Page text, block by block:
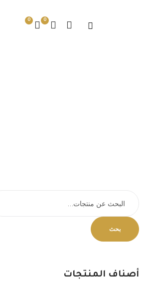
0
0
بحث
أصناف المنتجات